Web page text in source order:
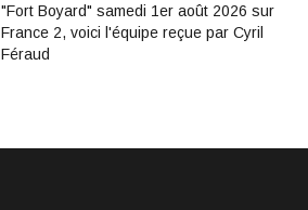
"Fort Boyard" samedi 1er août 2026 sur
France 2, voici l'équipe reçue par Cyril
Féraud